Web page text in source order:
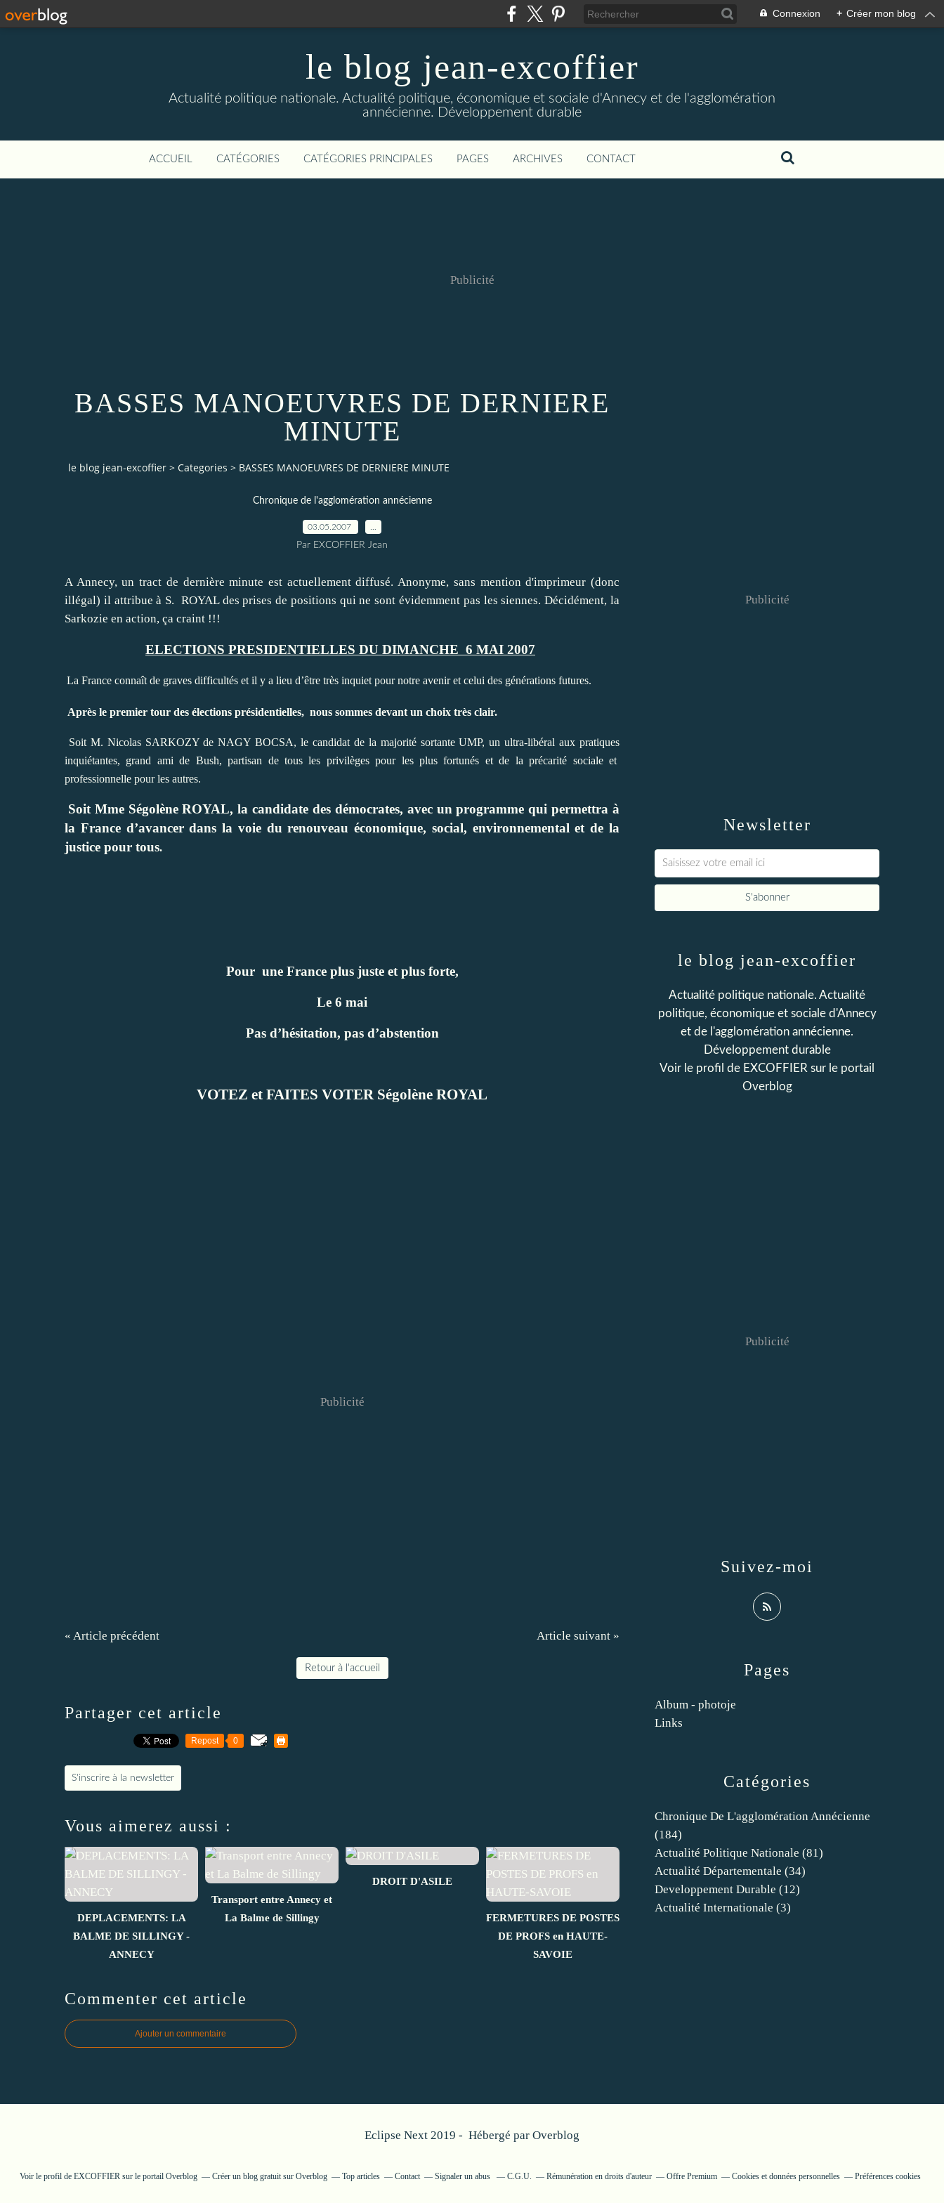
Connexion + Créer mon blog
le blog jean-excoffier
Actualité politique nationale. Actualité politique, économique et sociale d'Annecy et de l'agglomération
annécienne. Développement durable
ACCUEIL CATÉGORIES CATÉGORIES PRINCIPALES PAGES ARCHIVES CONTACT
Publicité
BASSES MANOEUVRES DE DERNIERE
MINUTE
le blog jean-excoffier > Categories > BASSES MANOEUVRES DE DERNIERE MINUTE
Chronique de l'agglomération annécienne
03.05.2007
Par EXCOFFIER Jean
A Annecy, un tract de dernière minute est actuellement diffusé. Anonyme, sans mention d'imprimeur (donc
illégal) il attribue à S. ROYAL des prises de positions qui ne sont évidemment pas les siennes. Décidément, la
Sarkozie en action, ça craint !!!
ELECTIONS PRESIDENTIELLES DU DIMANCHE 6 MAI 2007
La France connaît de graves difficultés et il y a lieu d’être très inquiet pour notre avenir et celui des générations futures.
Après le premier tour des élections présidentielles, nous sommes devant un choix très clair.
Soit M. Nicolas SARKOZY de NAGY BOCSA, le candidat de la majorité sortante UMP, un ultra-libéral aux pratiques
inquiétantes, grand ami de Bush, partisan de tous les privilèges pour les plus fortunés et de la précarité sociale et
professionnelle pour les autres.
Soit Mme Ségolène ROYAL, la candidate des démocrates, avec un programmequi permettra à
la France d’avancer dans la voie du renouveau économique, social, environnemental et de la
justice pour tous.
Pour une France plus juste et plus forte,
Le 6 mai
Pas d’hésitation, pas d’abstention
VOTEZ et FAITES VOTER Ségolène ROYAL
Publicité
« Article précédent Article suivant »
Retour à l'accueil
Partager cet article
Repost 0
S'inscrire à la newsletter
Vous aimerez aussi :
DEPLACEMENTS: LA
BALME DE SILLINGY -
ANNECY
Transport entre Annecy et
La Balme de Sillingy
DROIT D'ASILE
FERMETURES DE POSTES
DE PROFS en HAUTE-
SAVOIE
Commenter cet article
Ajouter un commentaire
Newsletter
Publicité
Catégories
Chronique De L'agglomération Annécienne
(184)
Actualité Politique Nationale (81)
Actualité Départementale (34)
Developpement Durable (12)
Actualité Internationale (3)
Pages
Album - photoje
Links
le blog jean-excoffier
Actualité politique nationale. Actualité
politique, économique et sociale d'Annecy
et de l'agglomération annécienne.
Développement durable
Voir le profil de EXCOFFIER sur le portail
Overblog
Suivez-moi
Publicité
Eclipse Next 2019 - Hébergé par Overblog
Voir le profil de EXCOFFIER sur le portail Overblog Créer un blog gratuit sur Overblog Top articles Contact Signaler un abus C.G.U. Rémunération en droits d'auteur Offre Premium Cookies et données personnelles Préférences cookies